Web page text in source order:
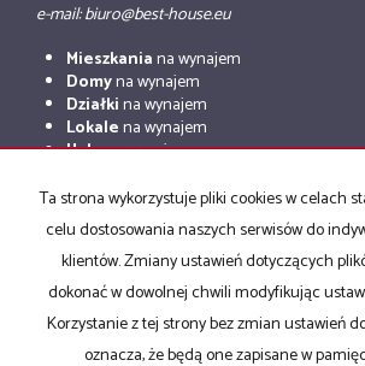
e-mail: biuro@best-house.eu
Mieszkaniana wynajem
Domyna wynajem
Działkina wynajem
Lokalena wynajem
Halena wynajem
Mieszkania
na sprzedaż
Domyna sprzedaż
Działkina sprzedaż
Lokalena sprzedaż
Halena sprzedaż
Obiektyna sprzedaż
Ta strona wykorzystuje pliki cookies w celach
celu dostosowania naszych serwisów do
klientów. Zmiany ustawień dotyczących
dokonać w dowolnej chwili modyfikując
Korzystanie z tej strony bez zmian ustawień
oznacza, że będą one zapisane w